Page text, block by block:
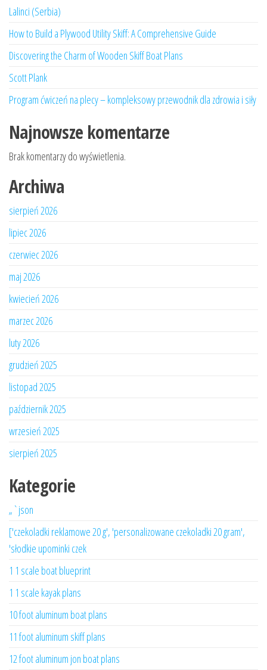
Lalinci (Serbia)
How to Build a Plywood Utility Skiff: A Comprehensive Guide
Discovering the Charm of Wooden Skiff Boat Plans
Scott Plank
Program ćwiczeń na plecy – kompleksowy przewodnik dla zdrowia i siły
Najnowsze komentarze
Brak komentarzy do wyświetlenia.
Archiwa
sierpień 2026
lipiec 2026
czerwiec 2026
maj 2026
kwiecień 2026
marzec 2026
luty 2026
grudzień 2025
listopad 2025
październik 2025
wrzesień 2025
sierpień 2025
Kategorie
„`json
['czekoladki reklamowe 20 g', 'personalizowane czekoladki 20 gram',
'słodkie upominki czek
1 1 scale boat blueprint
1 1 scale kayak plans
10 foot aluminum boat plans
11 foot aluminum skiff plans
12 foot aluminum jon boat plans